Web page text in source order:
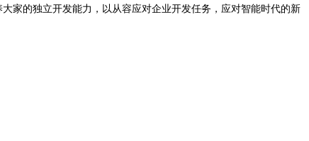
家的独立开发能力，以从容应对企业开发任务，应对智能时代的新